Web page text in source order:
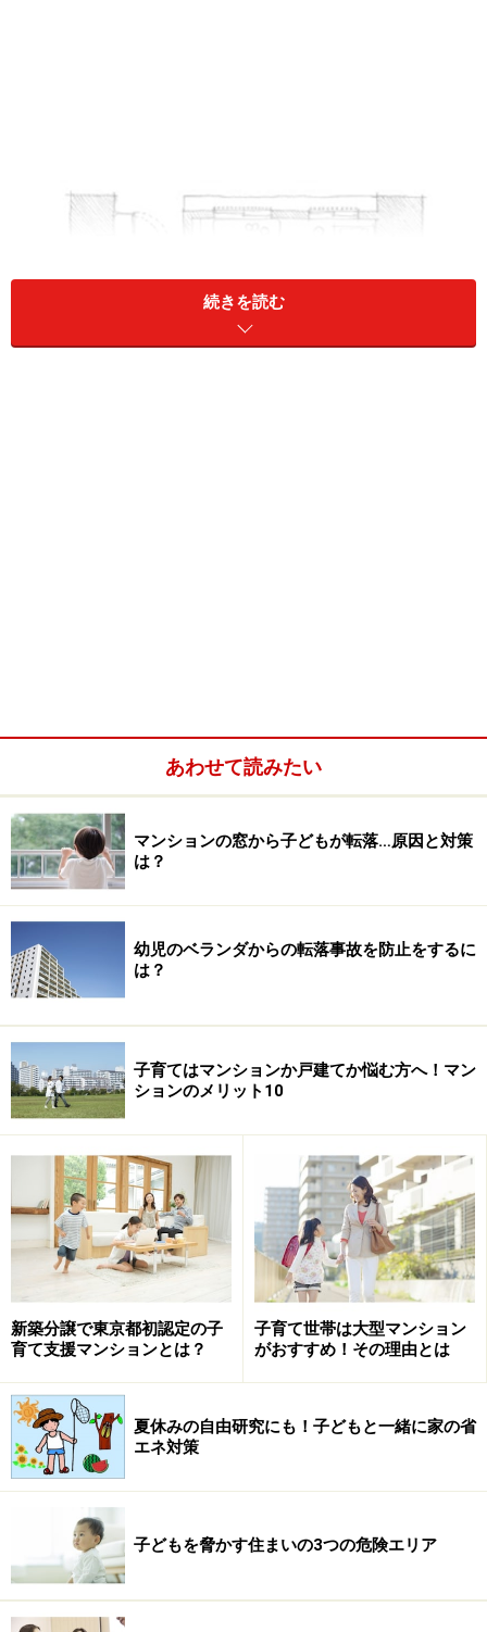
ランを選ぶことができる
難関中学に合格した子の家の間取りを調査
住戸プランニングでは、売主の伊藤忠都市開発と住環境
コンサルティング会社のエコス・コーポレーションが提
携しています。同社は難関中学に合格した子どもの家の
して話題になりました。
それによると、子どもの教育に必要なのは、以前は
3R（Reading：読み、Writing：書き、Arithmetic：そろば
ん）と言われていましたが、これからは3X（Express：
表現、Explore：探求、Exchange：交流）が重要になる
そうです。このマンションの間取りが開放的なのは、家
族の交流を深めやすくするためということでしょう。
続きを読む
あわせて読みたい
マンションの窓から子どもが転落…原因と対策
は？
幼児のベランダからの転落事故を防止をするに
は？
子育てはマンションか戸建てか悩む方へ！マン
ションのメリット10
新築分譲で東京都初認定の子
育て支援マンションとは？
子育て世帯は大型マンション
がおすすめ！その理由とは
夏休みの自由研究にも！子どもと一緒に家の省
エネ対策
子どもを脅かす住まいの3つの危険エリア